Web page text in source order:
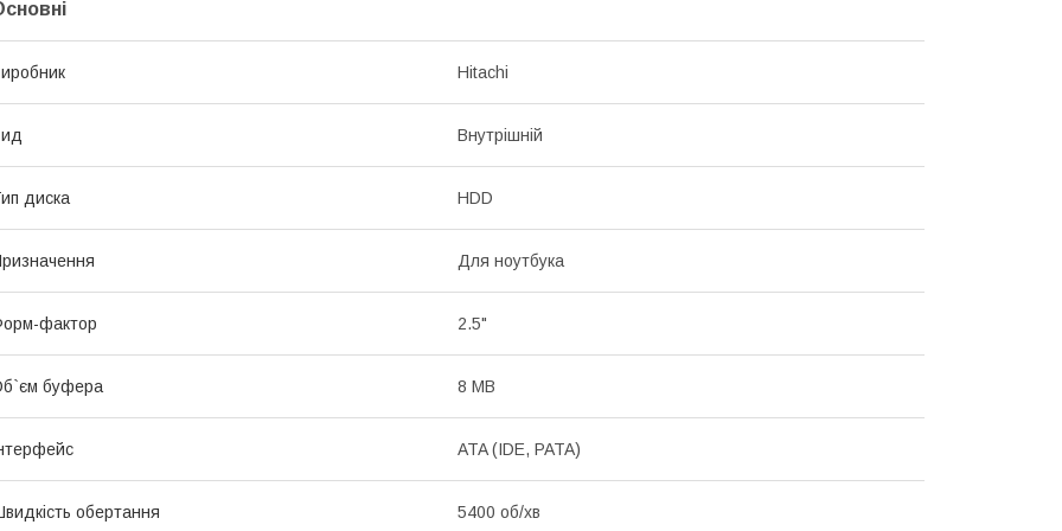
Hitachi
Внутрішній
диска HDD
Для ноутбука
фактор 2.5"
буфера 8 MB
ATA (IDE, PATA)
обертання 5400 об/хв